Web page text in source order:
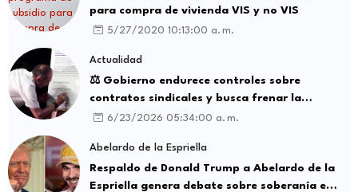
para compra de vivienda VIS y no VIS
5/27/2020 10:13:00 a. m.
Actualidad
⚖️ Gobierno endurece controles sobre
contratos sindicales y busca frenar la
intermediación laboral ilegal
6/23/2026 05:34:00 a. m.
Abelardo de la Espriella
Respaldo de Donald Trump a Abelardo de la
Espriella genera debate sobre soberanía e